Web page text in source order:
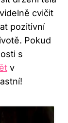
cvičit
pozitivní‌
Pokud
s
⁤v